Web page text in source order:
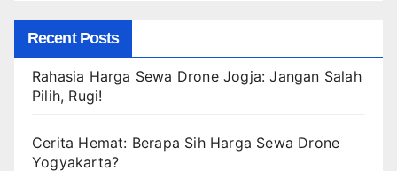
Recent Posts
Rahasia Harga Sewa Drone Jogja: Jangan Salah
Pilih, Rugi!
Cerita Hemat: Berapa Sih Harga Sewa Drone
Yogyakarta?